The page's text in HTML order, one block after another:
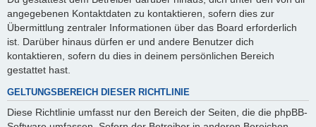
angegebenen Kontaktdaten zu kontaktieren, sofern dies zur
Übermittlung zentraler Informationen über das Board erforderlich
ist. Darüber hinaus dürfen er und andere Benutzer dich
kontaktieren, sofern du dies in deinem persönlichen Bereich
gestattet hast.
GELTUNGSBEREICH DIESER RICHTLINIE
Diese Richtlinie umfasst nur den Bereich der Seiten, die die phpBB-